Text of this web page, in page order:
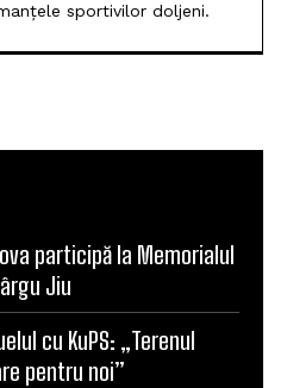
sportivilor doljeni.
participă la Memorialul
Jiu
cu KuPS: „Terenul
pentru noi”